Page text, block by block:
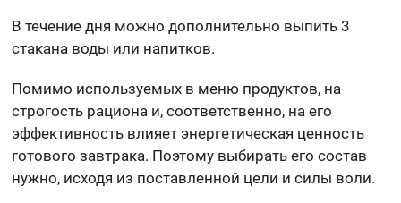
В течение дня можно дополнительно выпить 3
стакана воды или напитков.
Помимо используемых в меню продуктов, на
строгость рациона и, соответственно, на его
эффективность влияет энергетическая ценность
готового завтрака. Поэтому выбирать его состав
нужно, исходя из поставленной цели и силы воли.